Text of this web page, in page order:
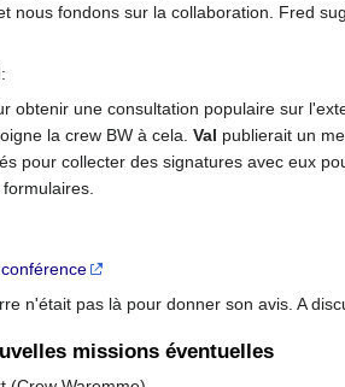
nous fondons sur la collaboration. Fred
obtenir une consultation populaire sur
la crew BW à cela. Val publierait un
pour collecter des signatures avec eux
n'était pas là pour donner son avis. A
missions éventuelles